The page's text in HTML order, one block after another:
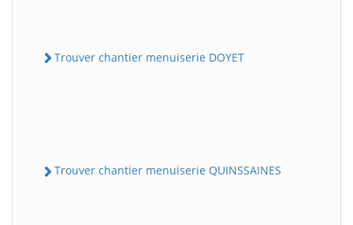
Trouver chantier menuiserie DOYET
Trouver chantier menuiserie QUINSSAINES